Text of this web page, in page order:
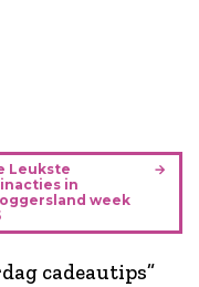
Leukste
in
week
cadeautips”